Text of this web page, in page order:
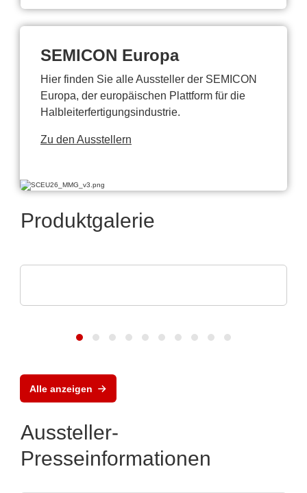
SEMICON Europa
Hier finden Sie alle Aussteller der SEMICON
Europa, der europäischen Plattform für die
Halbleiterfertigungsindustrie.
Zu den Ausstellern
Produktgalerie
Alle anzeigen
Aussteller-
Presseinformationen